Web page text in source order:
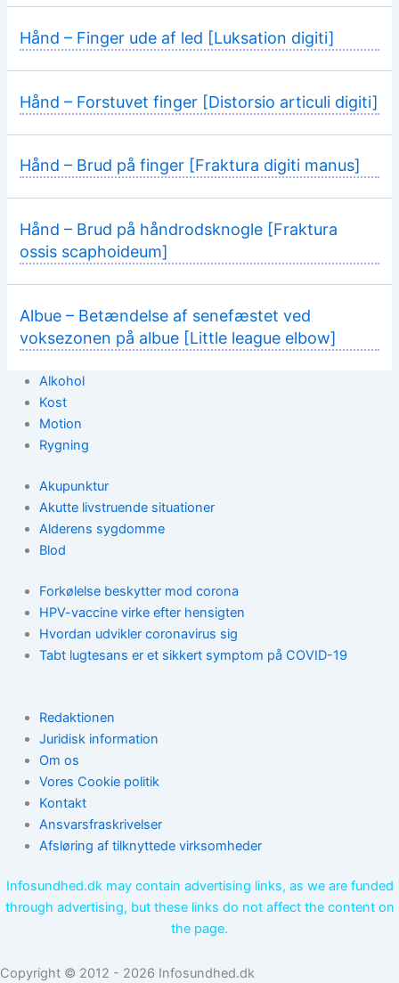
Hånd – Finger ude af led [Luksation digiti]
Hånd – Forstuvet finger [Distorsio articuli digiti]
Hånd – Brud på finger [Fraktura digiti manus]
Hånd – Brud på håndrodsknogle [Fraktura
ossis scaphoideum]
Albue – Betændelse af senefæstet ved
voksezonen på albue [Little league elbow]
Alkohol
Kost
Motion
Rygning
Akupunktur
Akutte livstruende situationer
Alderens sygdomme
Blod
Forkølelse beskytter mod corona
HPV-vaccine virke efter hensigten
Hvordan udvikler coronavirus sig
Tabt lugtesans er et sikkert symptom på COVID-19
Redaktionen
Juridisk information
Om os
Vores Cookie politik
Kontakt
Ansvarsfraskrivelser
Afsløring af tilknyttede virksomheder
Infosundhed.dk may contain advertising links, as we are funded
through advertising, but these links do not affect the content on
the page.
Copyright © 2012 - 2026 Infosundhed.dk